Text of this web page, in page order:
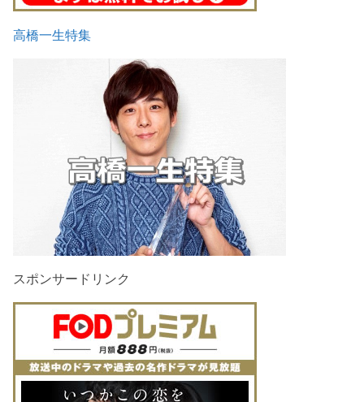
高橋一生特集
スポンサードリンク